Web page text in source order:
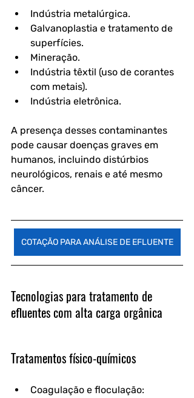
Indústria metalúrgica.
Galvanoplastia e tratamento de
superfícies.
Mineração.
Indústria têxtil (uso de corantes
com metais).
Indústria eletrônica.
A presença desses contaminantes
pode causar doenças graves em
humanos, incluindo distúrbios
neurológicos, renais e até mesmo
câncer.
COTAÇÃO PARA ANÁLISE DE EFLUENTE
Tecnologias para tratamento de
efluentes com alta carga orgânica
Tratamentos físico-químicos
Coagulação e floculação: